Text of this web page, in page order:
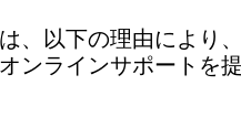
、以下の理由により
ンラインサポートを